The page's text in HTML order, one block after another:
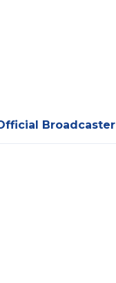
Broadcaster